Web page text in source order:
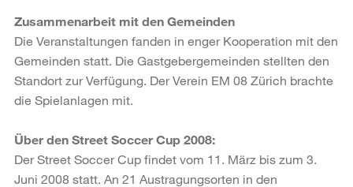
Zusammenarbeit mit den Gemeinden
Die Veranstaltungen fanden in enger Kooperation mit den
Gemeinden statt. Die Gastgebergemeinden stellten den
Standort zur Verfügung. Der Verein EM 08 Zürich brachte
die Spielanlagen mit.
Über den Street Soccer Cup 2008:
Der Street Soccer Cup findet vom 11. März bis zum 3.
Juni 2008 statt. An 21 Austragungsorten in den